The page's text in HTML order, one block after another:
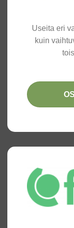
Useita eri
kuin